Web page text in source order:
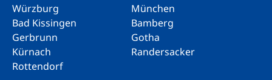
Würzburg
München
Bad Kissingen
Bamberg
Gerbrunn
Gotha
Kürnach
Randersacker
Rottendorf